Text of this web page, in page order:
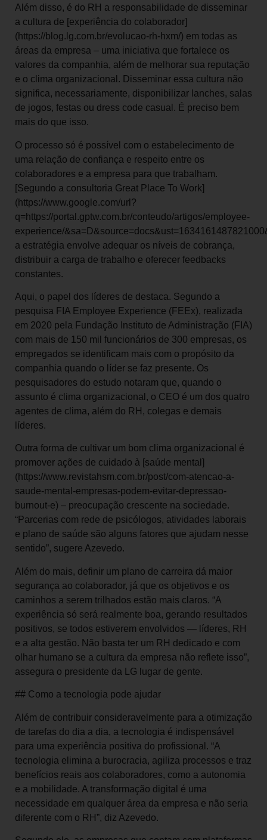
Além disso, é do RH a responsabilidade de disseminar
a cultura de [experiência do colaborador]
(https://blog.lg.com.br/evolucao-rh-hxm/) em todas as
áreas da empresa – uma iniciativa que fortalece os
valores da companhia, além de melhorar sua reputação
e o clima organizacional. Disseminar essa cultura não
significa, necessariamente, disponibilizar lanches, salas
de jogos, festas ou dress code casual. É preciso bem
mais do que isso.
O processo só é possível com o estabelecimento de
uma relação de confiança e respeito entre os
colaboradores e a empresa para que trabalham.
[Segundo a consultoria Great Place To Work]
(https://www.google.com/url?
q=https://portal.gptw.com.br/conteudo/artigos/employee-
experience/
a estratégia envolve adequar os níveis de cobrança,
distribuir a carga de trabalho e oferecer feedbacks
constantes.
Aqui, o papel dos líderes de destaca. Segundo a
pesquisa FIA Employee Experience (FEEx), realizada
em 2020 pela Fundação Instituto de Administração (FIA)
com mais de 150 mil funcionários de 300 empresas, os
empregados se identificam mais com o propósito da
companhia quando o líder se faz presente. Os
pesquisadores do estudo notaram que, quando o
assunto é clima organizacional, o CEO é um dos quatro
agentes de clima, além do RH, colegas e demais
líderes.
Outra forma de cultivar um bom clima organizacional é
promover ações de cuidado à [saúde mental]
(https://www.revistahsm.com.br/post/com-atencao-a-
saude-mental-empresas-podem-evitar-depressao-
burnout-e) – preocupação crescente na sociedade.
“Parcerias com rede de psicólogos, atividades laborais
e plano de saúde são alguns fatores que ajudam nesse
sentido”, sugere Azevedo.
Além do mais, definir um plano de carreira dá maior
segurança ao colaborador, já que os objetivos e os
caminhos a serem trilhados estão mais claros. “A
experiência só será realmente boa, gerando resultados
positivos, se todos estiverem envolvidos — líderes, RH
e a alta gestão. Não basta ter um RH dedicado e com
olhar humano se a cultura da empresa não reflete isso”,
assegura o presidente da LG lugar de gente.
## Como a tecnologia pode ajudar
Além de contribuir consideravelmente para a otimização
de tarefas do dia a dia, a tecnologia é indispensável
para uma experiência positiva do profissional. “A
tecnologia elimina a burocracia, agiliza processos e traz
benefícios reais aos colaboradores, como a autonomia
e a mobilidade. A transformação digital é uma
necessidade em qualquer área da empresa e não seria
diferente com o RH”, diz Azevedo.